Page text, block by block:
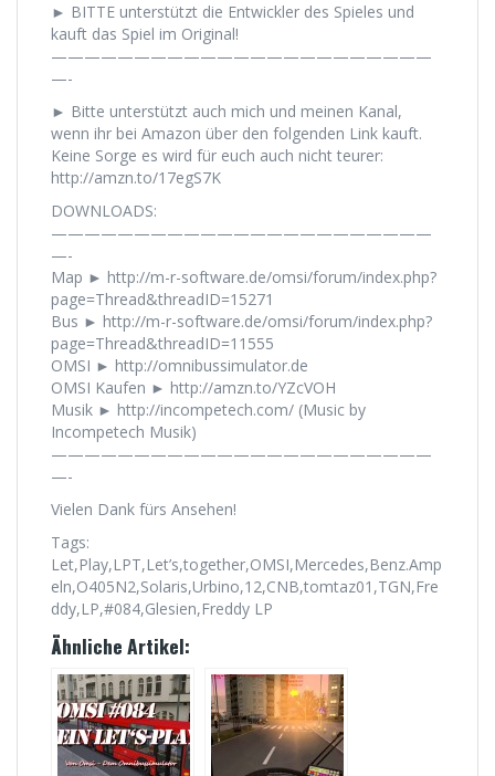
► BITTE unterstützt die Entwickler des Spieles und
kauft das Spiel im Original!
———————————————————————
—-
► Bitte unterstützt auch mich und meinen Kanal,
wenn ihr bei Amazon über den folgenden Link kauft.
Keine Sorge es wird für euch auch nicht teurer:
http://amzn.to/17egS7K
DOWNLOADS:
———————————————————————
—-
Map ► http://m-r-software.de/omsi/forum/index.php?
page=Thread&threadID=15271
Bus ► http://m-r-software.de/omsi/forum/index.php?
page=Thread&threadID=11555
OMSI ► http://omnibussimulator.de
OMSI Kaufen ► http://amzn.to/YZcVOH
Musik ► http://incompetech.com/ (Music by
Incompetech Musik)
———————————————————————
—-
Vielen Dank fürs Ansehen!
Tags:
Let,Play,LPT,Let’s,together,OMSI,Mercedes,Benz.Amp
eln,O405N2,Solaris,Urbino,12,CNB,tomtaz01,TGN,Fre
ddy,LP,#084,Glesien,Freddy LP
Ähnliche Artikel: